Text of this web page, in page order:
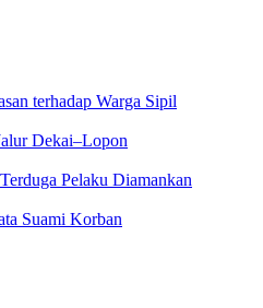
terhadap Warga Sipil
Dekai–Lopon
Pelaku Diamankan
Suami Korban